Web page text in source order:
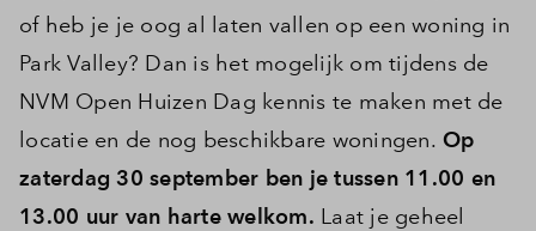
of heb je je oog al laten vallen op een woning in
Park Valley? Dan is het mogelijk om tijdens de
NVM Open Huizen Dag kennis te maken met de
locatie en de nog beschikbare woningen. Op
zaterdag 30 september ben je tussen 11.00 en
13.00 uur van harte welkom. Laat je geheel